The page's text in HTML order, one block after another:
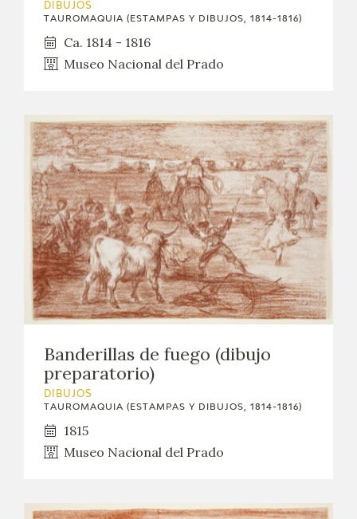
DIBUJOS
TAUROMAQUIA (ESTAMPAS Y DIBUJOS, 1814-1816)
Ca. 1814 - 1816
Museo Nacional del Prado
Banderillas de fuego (dibujo
preparatorio)
DIBUJOS
TAUROMAQUIA (ESTAMPAS Y DIBUJOS, 1814-1816)
1815
Museo Nacional del Prado